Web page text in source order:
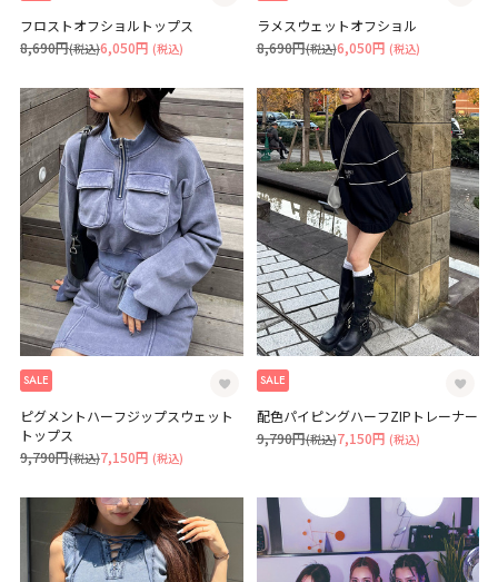
フロストオフショルトップス
6,050円 (税込)
8,690円(税込)
ラメスウェットオフショル
6,050円 (税込)
8,690円(税込)
SALE
ピグメントハーフジップスウェット
トップス
7,150円 (税込)
9,790円(税込)
SALE
配色パイピングハーフZIPトレーナー
7,150円 (税込)
9,790円(税込)